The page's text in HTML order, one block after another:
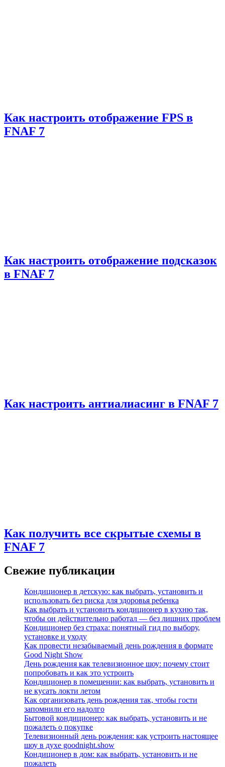
Как настроить отображение FPS в
FNAF 7
Как настроить отображение подсказок
в FNAF 7
Как настроить антиалиасинг в FNAF 7
Как получить все скрытые схемы в
FNAF 7
Свежие публикации
Кондиционер в детскую: как выбрать, установить и
использовать без риска для здоровья ребенка
Как выбрать и установить кондиционер в кухню так,
чтобы он действительно работал — без лишних проблем
Кондиционер без страха: понятный гид по выбору,
установке и уходу
Как провести незабываемый день рождения в формате
Good Night Show
День рождения как телевизионное шоу: почему стоит
попробовать и как это устроить
Кондиционер в помещении: как выбрать, установить и
не кусать локти летом
Как организовать день рождения так, чтобы гости
запомнили его надолго
Бытовой кондиционер: как выбрать, установить и не
пожалеть о покупке
Телевизионный день рождения: как устроить настоящее
шоу в духе goodnight.show
Кондиционер в дом: как выбрать, установить и не
пожалеть